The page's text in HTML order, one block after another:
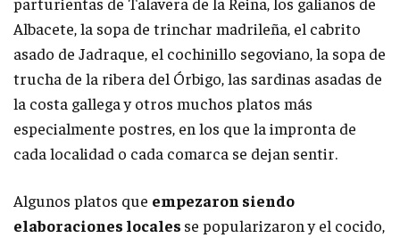
Albacete, la sopa de trinchar madrileña, el cabrito
asado de Jadraque, el cochinillo segoviano, la sopa de
trucha de la ribera del Órbigo, las sardinas asadas de
la costa gallega y otros muchos platos más
especialmente postres, en los que la impronta de
cada localidad o cada comarca se dejan sentir.
Algunos platos que empezaron siendo
elaboraciones locales se popularizaron y el cocido,